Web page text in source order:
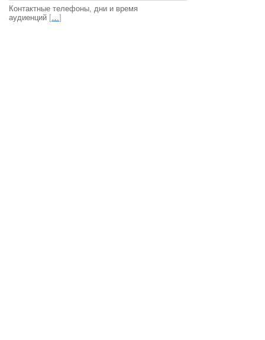
Контактные телефоны, дни и время
аудиенций […]